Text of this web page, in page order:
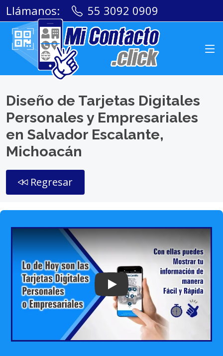
Llámanos: 55 3092 0909
Diseño de Tarjetas Digitales
Personales y Empresariales
en Salvador Escalante,
Michoacán
Regresar
Play: Keynote (Google I/O '18)